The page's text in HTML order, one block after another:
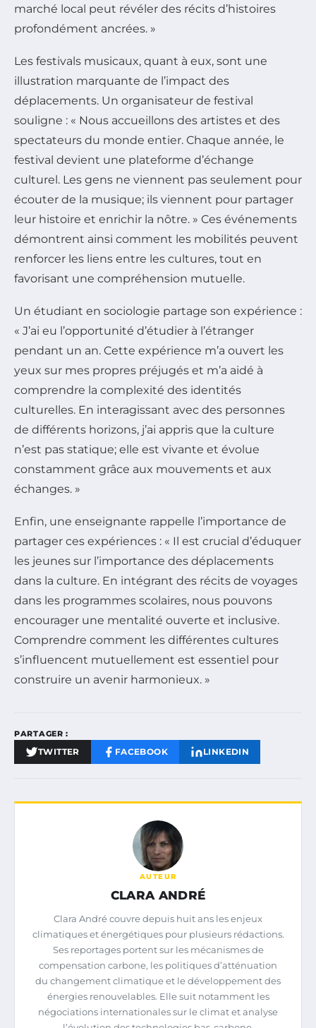
marché local peut révéler des récits d’histoires
profondément ancrées. »
Les festivals musicaux, quant à eux, sont une
illustration marquante de l’impact des
déplacements. Un organisateur de festival
souligne : « Nous accueillons des artistes et des
spectateurs du monde entier. Chaque année, le
festival devient une plateforme d’échange
culturel. Les gens ne viennent pas seulement pour
écouter de la musique; ils viennent pour partager
leur histoire et enrichir la nôtre. » Ces événements
démontrent ainsi comment les mobilités peuvent
renforcer les liens entre les cultures, tout en
favorisant une compréhension mutuelle.
Un étudiant en sociologie partage son expérience :
« J’ai eu l’opportunité d’étudier à l’étranger
pendant un an. Cette expérience m’a ouvert les
yeux sur mes propres préjugés et m’a aidé à
comprendre la complexité des identités
culturelles. En interagissant avec des personnes
de différents horizons, j’ai appris que la culture
n’est pas statique; elle est vivante et évolue
constamment grâce aux mouvements et aux
échanges. »
Enfin, une enseignante rappelle l’importance de
partager ces expériences : « Il est crucial d’éduquer
les jeunes sur l’importance des déplacements
dans la culture. En intégrant des récits de voyages
dans les programmes scolaires, nous pouvons
encourager une mentalité ouverte et inclusive.
Comprendre comment les différentes cultures
s’influencent mutuellement est essentiel pour
construire un avenir harmonieux. »
PARTAGER :
TWITTER FACEBOOK LINKEDIN
AUTEUR
CLARA ANDRÉ
Clara André couvre depuis huit ans les enjeux
climatiques et énergétiques pour plusieurs rédactions.
Ses reportages portent sur les mécanismes de
compensation carbone, les politiques d’atténuation
du changement climatique et le développement des
énergies renouvelables. Elle suit notamment les
négociations internationales sur le climat et analyse